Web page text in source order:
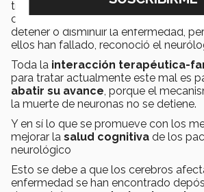
tratamientos se han realizado muchas
con el objetivo de obtener fármacos
detener o disminuir la enfermedad,
ellos han fallado, reconoció el
Toda la interacción terapéutica-
para tratar actualmente este mal es
abatir su avance, porque el
la muerte de neuronas no se detiene.
Y en sí lo que se promueve con los
mejorar la salud cognitiva de los
neurológico
Esto se debe a que los cerebros
enfermedad se han encontrado